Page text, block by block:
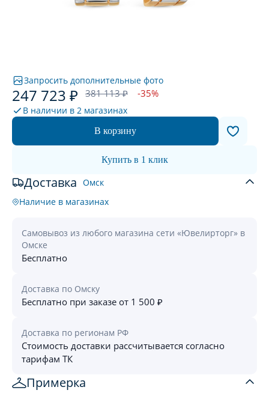
Запросить дополнительные фото
247 723 ₽ 381 113 ₽ -35%
В наличии в 2 магазинах
В корзину
Купить в 1 клик
Доставка Омск
Наличие в магазинах
Самовывоз из любого магазина сети «Ювелирторг» в
Омске
Бесплатно
Доставка по Омску
Бесплатно при заказе от 1 500 ₽
Доставка по регионам РФ
Стоимость доставки рассчитывается согласно
тарифам ТК
Примерка